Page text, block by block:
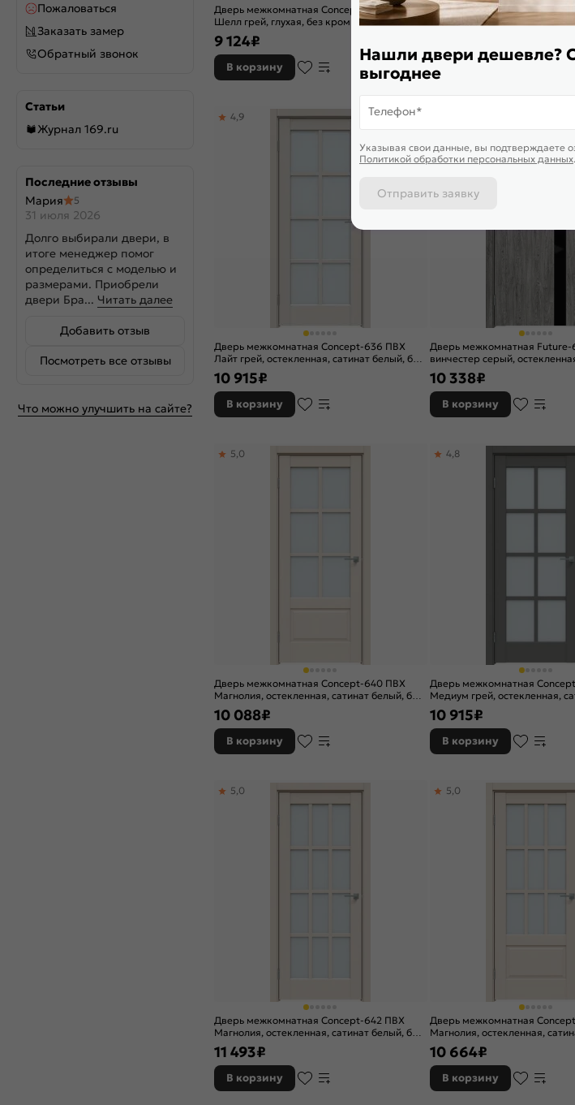
Пожаловаться
Заказать замер
Обратный звонок
Статьи
Журнал 169.ru
Последние отзывы
Мария
5
31 июля 2026
Долго выбирали двери, в
итоге менеджер помог
определиться с моделью и
размерами. Приобрели
двери Бра... Читать далее
Добавить отзыв
Посмотреть все отзывы
Что можно улучшить на сайте?
Дверь межкомнатная Concept-628 ПВХ
Шелл грей, глухая, без кромки, царговая
9 124₽
В корзину
Дверь межкомнатная
Лайт грей, остекленная,
В корзину
Дверь межкомнатная Concept-636 ПВХ
Лайт грей, остекленная, сатинат белый, без
кромки, царговая
4,9
10 915₽
В корзину
Дверь межкомнатная
винчестер серый,
чёрный, без кромки, царговая
10 338₽
В корзину
Дверь межкомнатная Concept-640 ПВХ
Магнолия, остекленная, сатинат белый, без
кромки, царговая
5,0
10 088₽
В корзину
Дверь межкомнатная
Медиум грей, остекленная,
без кромки, царговая
4,8
10 915₽
В корзину
Дверь межкомнатная Concept-642 ПВХ
Магнолия, остекленная, сатинат белый, без
кромки, царговая
5,0
11 493₽
В корзину
Дверь межкомнатная
Магнолия, остекленная,
кромки, царговая
5,0
10 664₽
В корзину
Нашли двери дешевле?
выгоднее
Телефон*
Указывая свои данные, вы подтверждаете
Политикой обработки персональных данных.
Отправить заявку